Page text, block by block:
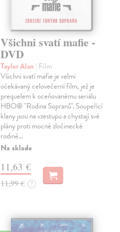
Všichni svatí mafie -
DVD
Taylor Alan | Film
Všichni svatí mafie je velmi
očekávaný celovečerní film, jež je
prequelem k oceňovanému seriálu
HBO® "Rodina Sopranů". Soupeřící
klany jsou na vzestupu a chystají své
plány proti mocné zločinecké
rodině…
Na sklade
11,63 €
11,99 € ?